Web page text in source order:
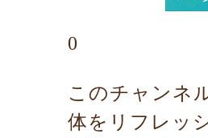
0
このチャンネ
体をリフレッ